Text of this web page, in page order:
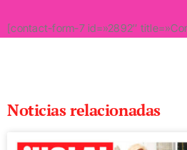
[contact-form-7 id=»2892″
Noticias relacionadas